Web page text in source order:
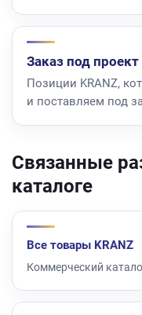
Заказ под проект
Позиции KRANZ,
и поставляем под
Связанные
каталоге
Все товары KRANZ
Коммерческий